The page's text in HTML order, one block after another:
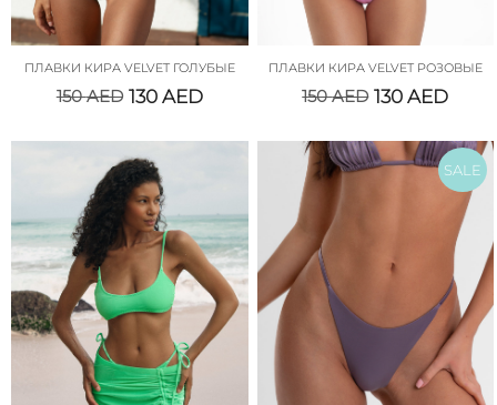
ПЛАВКИ КИРА VELVET ГОЛУБЫЕ
150AED 130 AED
ПЛАВКИ КИРА VELVET РОЗОВЫЕ
150AED 130AED
SALE